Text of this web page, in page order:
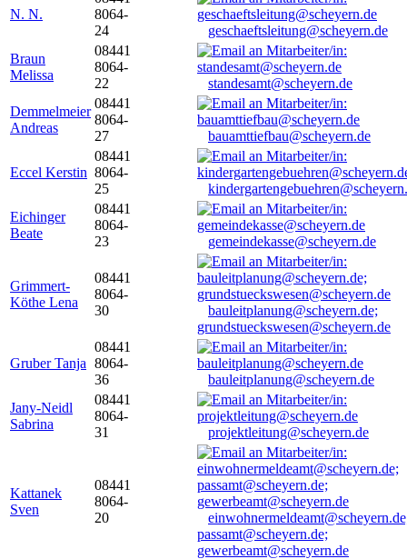
N. N.
8064-
24
geschaeftsleitung@scheyern.de
Braun
Melissa
08441
8064-
22
standesamt@scheyern.de
Demmelmeier
Andreas
08441
8064-
27
bauamttiefbau@scheyern.de
Eccel Kerstin
08441
8064-
25
Eichinger
Beate
08441
8064-
23
gemeindekasse@scheyern.de
Grimmert-
Köthe Lena
08441
8064-
30
bauleitplanung@scheyern.de;
grundstueckswesen@scheyern.de
Gruber Tanja
08441
8064-
36
bauleitplanung@scheyern.de
Jany-Neidl
Sabrina
08441
8064-
31
projektleitung@scheyern.de
Kattanek
Sven
08441
8064-
20
passamt@scheyern.de;
gewerbeamt@scheyern.de